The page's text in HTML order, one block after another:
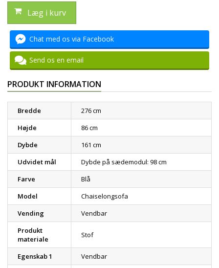
Læg i kurv
Chat med os via Facebook
Send os en email
PRODUKT INFORMATION
Bredde
276 cm
Højde
86 cm
Dybde
161 cm
Udvidet mål
Dybde på sædemodul: 98 cm
Farve
Blå
Model
Chaiselongsofa
Vending
Vendbar
Produkt
materiale
Stof
Egenskab 1 Vendbar